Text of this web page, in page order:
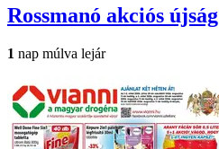
Rossmanó akciós újság
1 nap múlva lejár